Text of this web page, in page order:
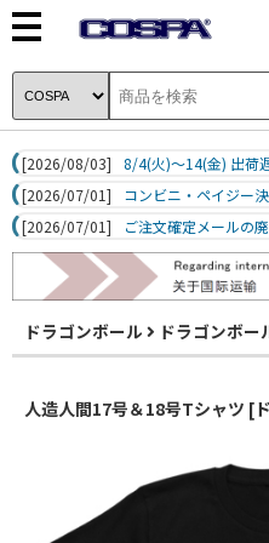
[2026/08/03]
8/4(火)～14(金) 出荷
[2026/07/01]
コンビニ・ペイジー
[2026/07/01]
ご注文確定メールの
ドラゴンボール ドラゴンボー
人造人間17号＆18号Tシャツ [